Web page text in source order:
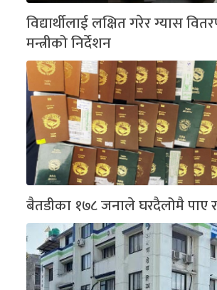
विद्यार्थीलाई लक्षित गरेर ग्यास
मन्त्रीको निर्देशन
बैतडीका १७८ जनाले घरदैलोमै पाए